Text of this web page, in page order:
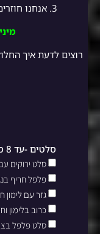
3. אנחנו חוזרים אליכם במהירות לסגירת ההזמנה!
רוצים לדעת איך
סלטים -עד 8 סוגים לבחירה
סלט ירוקים
פלפל חריף
גזר עם לימון
כרוב בלימון
סלט פלפל